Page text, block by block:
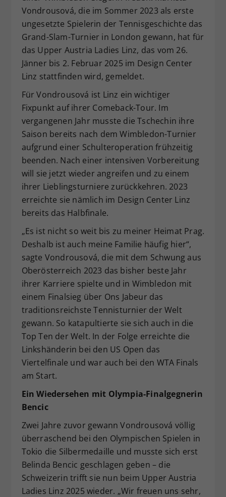
Vondrousová, die im Sommer 2023 als erste
ungesetzte Spielerin der Tennisgeschichte das
Grand-Slam-Turnier in London gewann, hat für
das Upper Austria Ladies Linz, das vom 26.
Jänner bis 2. Februar 2025 im Design Center
Linz stattfinden wird, gemeldet.
Für Vondrousová ist Linz ein wichtiger
Fixpunkt auf ihrer Comeback-Tour. Im
vergangenen Jahr musste die Tschechin ihre
Saison bereits nach dem Wimbledon-Turnier
aufgrund einer Schulteroperation frühzeitig
beenden. Nach einer intensiven Vorbereitung
will sie jetzt wieder angreifen und zu einem
ihrer Lieblingsturniere zurückkehren. 2023
erreichte sie nämlich im Design Center Linz
bereits das Halbfinale.
„Es ist nicht so weit bis zu meiner Heimat Prag.
Deshalb ist auch meine Familie häufig hier“,
sagte Vondrousová, die mit dem Schwung aus
Oberösterreich 2023 das bisher beste Jahr
ihrer Karriere spielte und in Wimbledon mit
einem Finalsieg über Ons Jabeur das
traditionsreichste Tennisturnier der Welt
gewann. So katapultierte sie sich auch in die
Top Ten der Welt. In der Folge erreichte die
Linkshänderin bei den US Open das
Viertelfinale und war auch bei den WTA Finals
am Start.
Ein Wiedersehen mit Olympia-Finalgegnerin
Bencic
Zwei Jahre zuvor gewann Vondrousová völlig
überraschend bei den Olympischen Spielen in
Tokio die Silbermedaille und musste sich erst
Belinda Bencic geschlagen geben – die
Schweizerin trifft sie nun beim Upper Austria
Ladies Linz 2025 wieder. „Wir freuen uns sehr,
Zweck
Dieser Wert speichert Ihre Consent-
Einstellungen. Unter anderem eine
zufällig generierte ID, für die
historische Speicherung Ihrer
vorgenommen Einstellungen, falls der
Webseiten-Betreiber dies eingestellt
hat.